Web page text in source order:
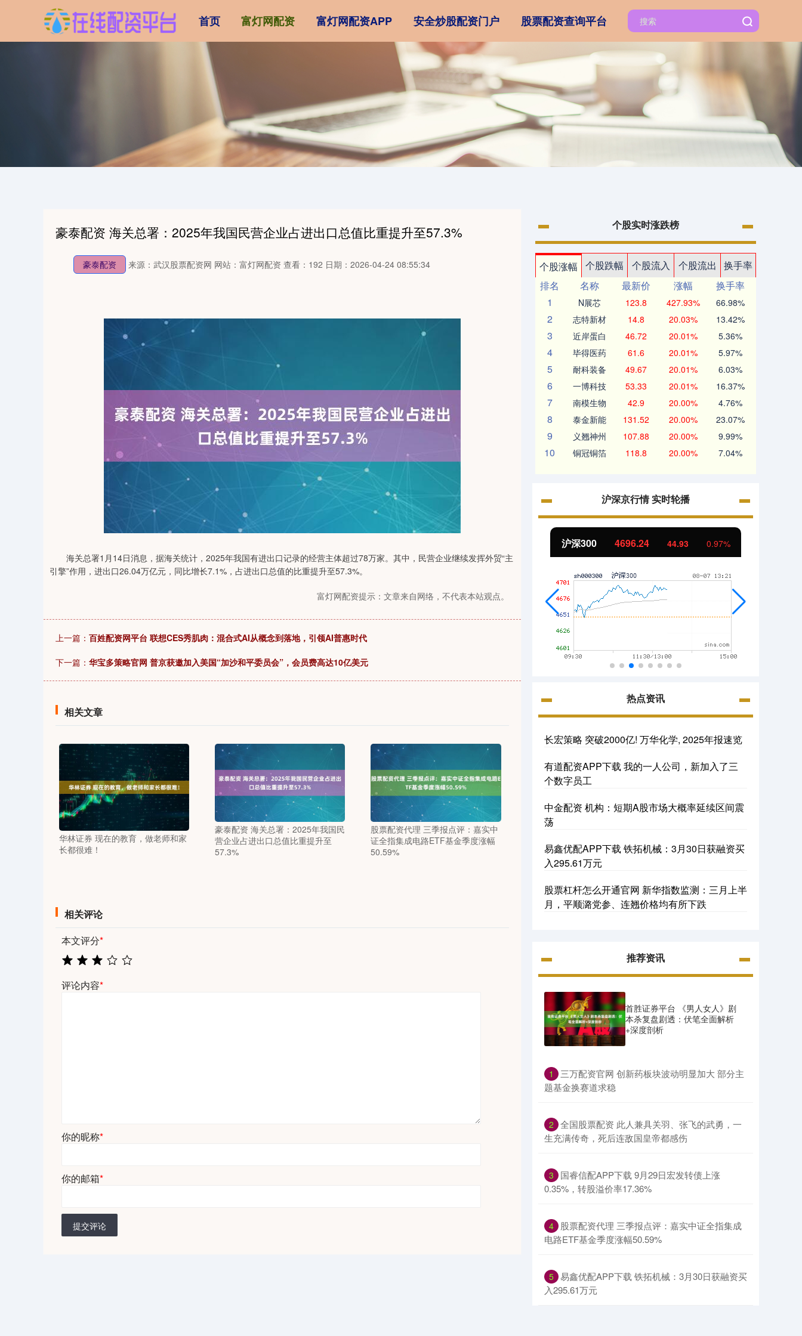
首页 富灯网配资 富灯网配资APP 安全炒股配资门户 股票配资查询平台
豪泰配资 海关总署：2025年我国民营企业占进出口总值比重提升至57.3%
豪泰配资 来源：武汉股票配资网 网站：富灯网配资 查看：192 日期：2026-04-24 08:55:34
海关总署1月14日消息，据海关统计，2025年我国有进出口记录的经营主体超过78万家。其中，民营企业继续发挥外贸“主
引擎”作用，进出口26.04万亿元，同比增长7.1%，占进出口总值的比重提升至57.3%。
富灯网配资提示：文章来自网络，不代表本站观点。
上一篇： 百姓配资网平台 联想CES秀肌肉：混合式AI从概念到落地，引领AI普惠时代
下一篇： 华宝多策略官网 普京获邀加入美国“加沙和平委员会”，会员费高达10亿美元
相关文章
华林证券 现在的教育，做老师和家
长都很难！
豪泰配资 海关总署：2025年我国民
营企业占进出口总值比重提升至
57.3%
股票配资代理 三季报点评：嘉实中
证全指集成电路ETF基金季度涨幅
50.59%
相关评论
本文评分*
评论内容*
你的昵称*
你的邮箱*
提交评论
个股实时涨跌榜
个股涨幅 个股跌幅 个股流入 个股流出
换手率
排名
名称 最新价 涨幅
换手率
1
N展芯 123.8 427.93% 66.98%
2 志特新材 14.8 20.03% 13.42%
3 近岸蛋白 46.72 20.01% 5.36%
4 毕得医药 61.6 20.01% 5.97%
5 耐科装备 49.67 20.01% 6.03%
6 一博科技 53.33 20.01% 16.37%
7 南模生物 42.9 20.00% 4.76%
8 泰金新能 131.52 20.00% 23.07%
9 义翘神州 107.88 20.00% 9.99%
10 铜冠铜箔 118.8 20.00% 7.04%
沪深京行情 实时轮播
北证50 1130.49 7.62 0.68%
热点资讯
长宏策略 突破2000亿! 万华化学, 2025年报速览
有道配资APP下载 我的一人公司，新加入了三
个数字员工
中金配资 机构：短期A股市场大概率延续区间震
荡
易鑫优配APP下载 铁拓机械：3月30日获融资买
入295.61万元
股票杠杆怎么开通官网 新华指数监测：三月上半
月，平顺潞党参、连翘价格均有所下跌
推荐资讯
首胜证券平台 《男人女人》剧
本杀复盘剧透：伏笔全面解析
+深度剖析
1
​三万配资官网 创新药板块波动明显加大 部分主
题基金换赛道求稳
2 ​全国股票配资 此人兼具关羽、张飞的武勇，一
生充满传奇，死后连敌国皇帝都感伤
3
​国睿信配APP下载 9月29日宏发转债上涨
0.35%，转股溢价率17.36%
4
​股票配资代理 三季报点评：嘉实中证全指集成
电路ETF基金季度涨幅50.59%
5 ​易鑫优配APP下载 铁拓机械：3月30日获融资买
入295.61万元